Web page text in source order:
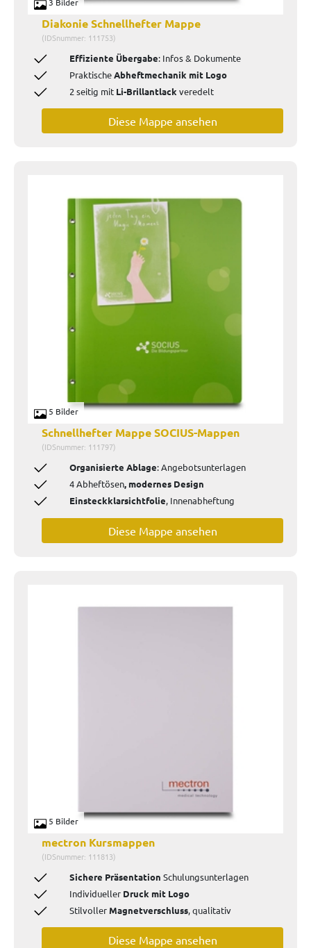
Diakonie Schnellhefter Mappe
(IDSnummer: 111753)
Effiziente Übergabe: Infos & Dokumente
PraktischeAbheftmechanik mit Logo
2 seitig mit Li-Brillantlack veredelt
Diese Mappe ansehen
5 Bilder
Schnellhefter Mappe SOCIUS-Mappen
(IDSnummer: 111797)
Organisierte Ablage: Angebotsunterlagen
4 Abheftösen, modernes Design
Einsteckklarsichtfolie, Innenabheftung
Diese Mappe ansehen
5 Bilder
mectron Kursmappen
(IDSnummer: 111813)
Sichere Präsentation Schulungsunterlagen
Individueller Druck mit Logo
StilvollerMagnetverschluss,qualitativ
Diese Mappe ansehen